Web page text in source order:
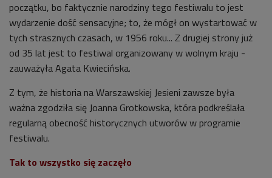
początku, bo faktycznie narodziny tego festiwalu to jest
wydarzenie dość sensacyjne; to, że mógł on wystartować w
tych strasznych czasach, w 1956 roku... Z drugiej strony już
od 35 lat jest to festiwal organizowany w wolnym kraju -
zauważyła Agata Kwiecińska.
Z tym, że historia na Warszawskiej Jesieni zawsze była
ważna zgodziła się Joanna Grotkowska, która podkreślała
regularną obecność historycznych utworów w programie
festiwalu.
Tak to wszystko się zaczęło